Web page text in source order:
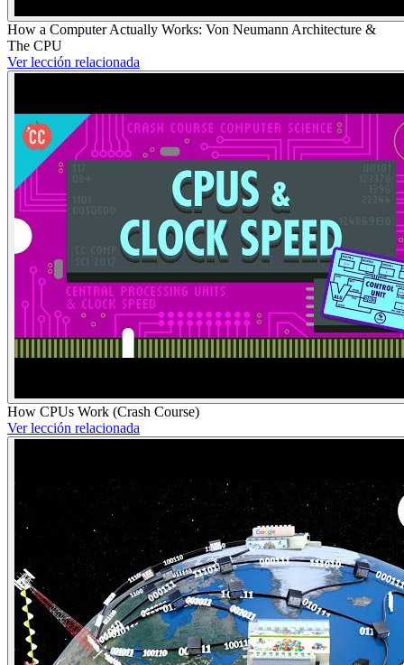
How a Computer Actually Works: Von Neumann Architecture &
The CPU
Ver lección relacionada
How CPUs Work (Crash Course)
Ver lección relacionada